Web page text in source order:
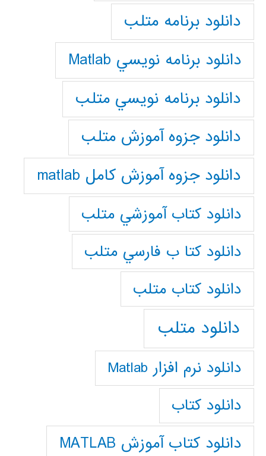
دانلود برنامه متلب
دانلود برنامه نويسي Matlab
دانلود برنامه نويسي متلب
دانلود جزوه آموزش متلب
دانلود جزوه آموزش کامل matlab
دانلود كتاب آموزشي متلب
دانلود كتا ب فارسي متلب
دانلود كتاب متلب
دانلود متلب
دانلود نرم افزار Matlab
دانلود کتاب
دانلود کتاب آموزش MATLAB